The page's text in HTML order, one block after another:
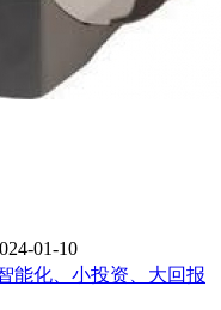
01-10
化、小投资、大回报